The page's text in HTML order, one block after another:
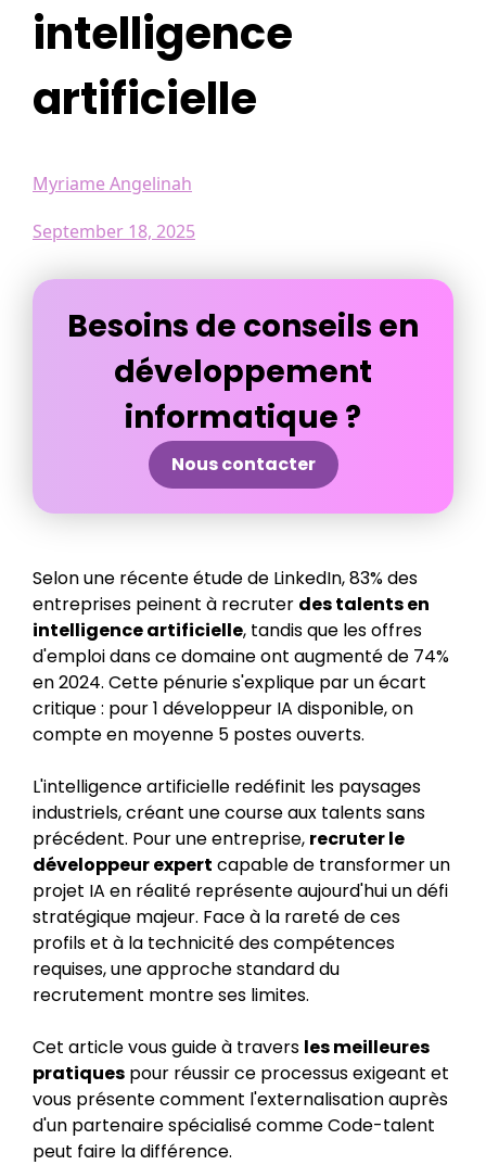
intelligence
artificielle
Myriame Angelinah
September 18, 2025
Besoins de conseils en
développement
informatique ?
Nous contacter
Selon une récente étude de LinkedIn, 83% des
entreprises peinent à recruter des talents en
intelligence artificielle, tandis que les offres
d'emploi dans ce domaine ont augmenté de 74%
en 2024. Cette pénurie s'explique par un écart
critique : pour 1 développeur IA disponible, on
compte en moyenne 5 postes ouverts.
L'intelligence artificielle redéfinit les paysages
industriels, créant une course aux talents sans
précédent. Pour une entreprise, recruter le
développeur expert capable de transformer un
projet IA en réalité représente aujourd'hui un défi
stratégique majeur. Face à la rareté de ces
profils et à la technicité des compétences
requises, une approche standard du
recrutement montre ses limites.
Cet article vous guide à travers les meilleures
pratiques pour réussir ce processus exigeant et
vous présente comment l'externalisation auprès
d'un partenaire spécialisé comme Code-talent
peut faire la différence.